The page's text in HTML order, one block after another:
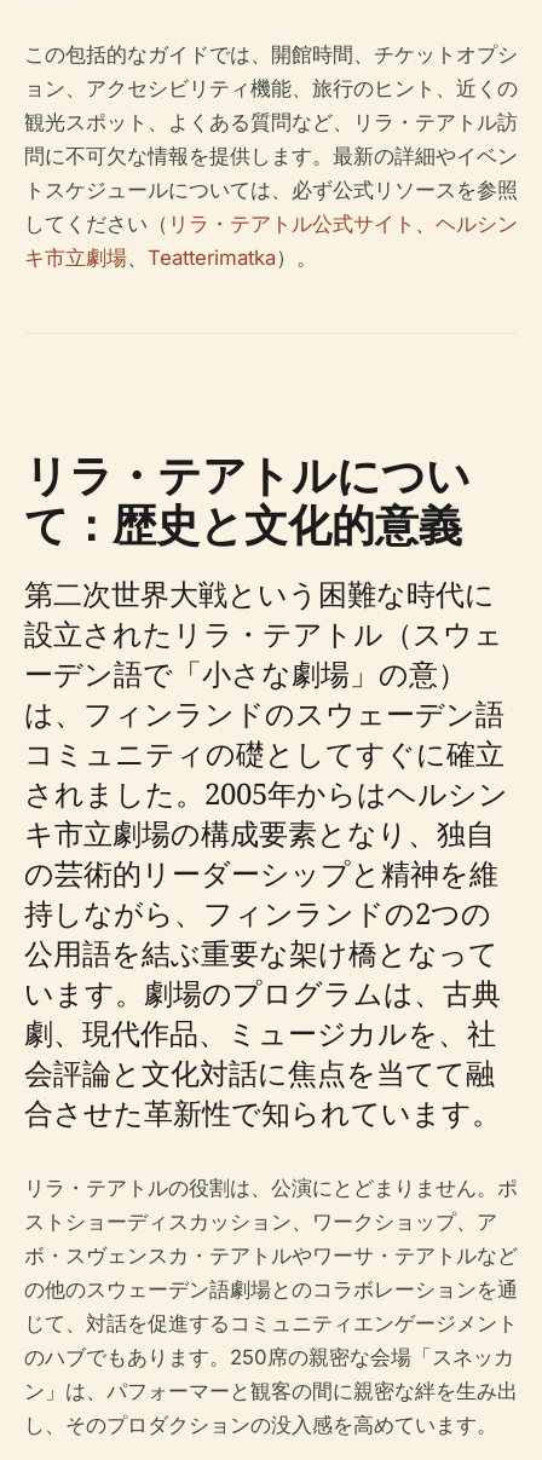
この包括的なガイドでは、開館時間、チケットオプシ
ョン、アクセシビリティ機能、旅行のヒント、近くの
観光スポット、よくある質問など、リラ・テアトル訪
問に不可欠な情報を提供します。最新の詳細やイベン
トスケジュールについては、必ず公式リソースを参照
してください（ リラ・テアトル公式サイト 、 ヘルシン
キ市立劇場、 Teatterimatka）。
リラ・テアトルについ
て：歴史と文化的意義
第二次世界大戦という困難な時代に
設立されたリラ・テアトル（スウェ
ーデン語で「小さな劇場」の意）
は、フィンランドのスウェーデン語
コミュニティの礎としてすぐに確立
されました。2005年からはヘルシン
キ市立劇場の構成要素となり、独自
の芸術的リーダーシップと精神を維
持しながら、フィンランドの2つの
公用語を結ぶ重要な架け橋となって
います。劇場のプログラムは、古典
劇、現代作品、ミュージカルを、社
会評論と文化対話に焦点を当てて融
合させた革新性で知られています。
リラ・テアトルの役割は、公演にとどまりません。ポ
ストショーディスカッション、ワークショップ、ア
ボ・スヴェンスカ・テアトルやワーサ・テアトルなど
の他のスウェーデン語劇場とのコラボレーションを通
じて、対話を促進するコミュニティエンゲージメント
のハブでもあります。250席の親密な会場「スネッカ
ン」は、パフォーマーと観客の間に親密な絆を生み出
し、そのプロダクションの没入感を高めています。